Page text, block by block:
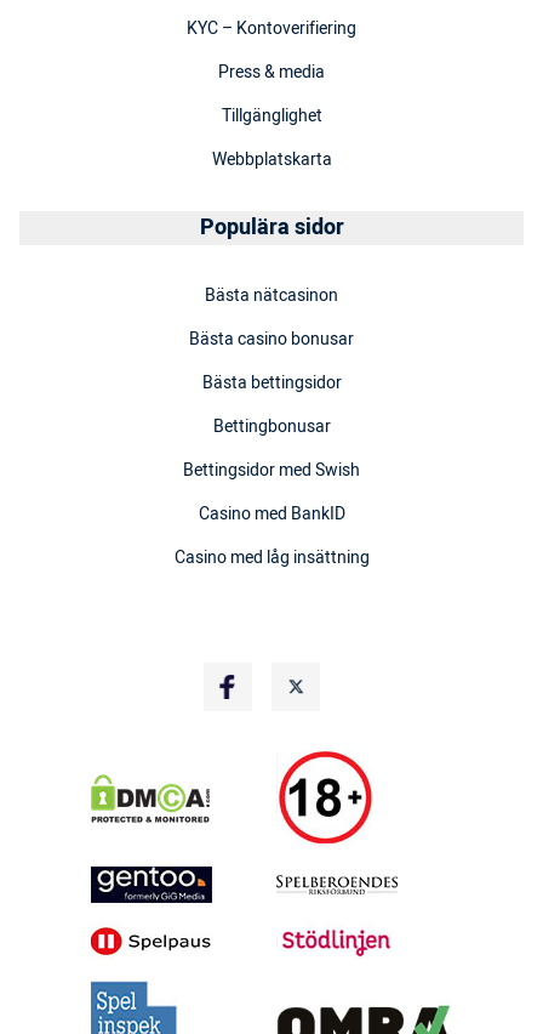
KYC – Kontoverifiering
Press & media
Tillgänglighet
Webbplatskarta
Populära sidor
Bästa nätcasinon
Bästa casino bonusar
Bästa bettingsidor
Bettingbonusar
Bettingsidor med Swish
Casino med BankID
Casino med låg insättning